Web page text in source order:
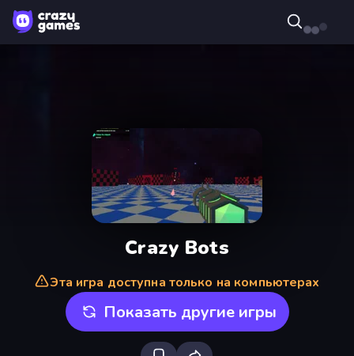
Crazy Bots
Эта игра доступна только на компьютерах
Показать другие игры